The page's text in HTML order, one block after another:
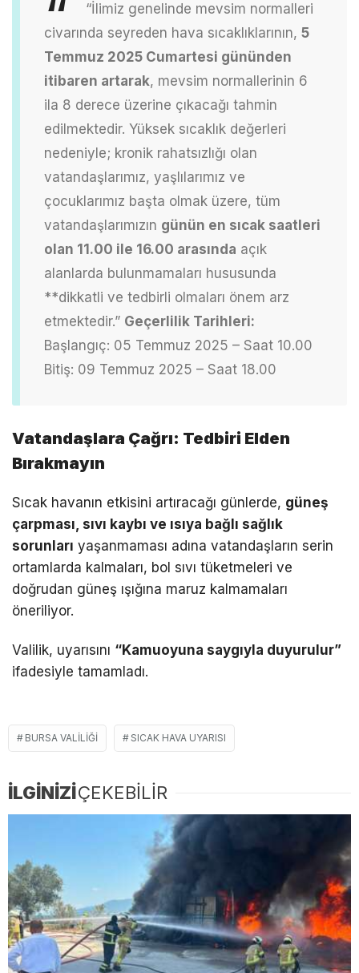
“İlimiz genelinde mevsim normalleri
civarında seyreden hava sıcaklıklarının, 5
Temmuz 2025 Cumartesi gününden
itibaren artarak, mevsim normallerinin 6
ila 8 derece üzerine çıkacağı tahmin
edilmektedir. Yüksek sıcaklık değerleri
nedeniyle; kronik rahatsızlığı olan
vatandaşlarımız, yaşlılarımız ve
çocuklarımız başta olmak üzere, tüm
vatandaşlarımızın günün en sıcak saatleri
olan 11.00 ile 16.00 arasında açık
alanlarda bulunmamaları hususunda
**dikkatli ve tedbirli olmaları önem arz
etmektedir.” Geçerlilik Tarihleri:
Başlangıç: 05 Temmuz 2025 – Saat 10.00
Bitiş: 09 Temmuz 2025 – Saat 18.00
Vatandaşlara Çağrı: Tedbiri Elden
Bırakmayın
Sıcak havanın etkisini artıracağı günlerde, güneş
çarpması, sıvı kaybı ve ısıya bağlı sağlık
sorunları yaşanmaması adına vatandaşların serin
ortamlarda kalmaları, bol sıvı tüketmeleri ve
doğrudan güneş ışığına maruz kalmamaları
öneriliyor.
Valilik, uyarısını “Kamuoyuna saygıyla duyurulur”
ifadesiyle tamamladı.
BURSA VALILIĞI SICAK HAVA UYARISI
İLGİNİZİÇEKEBİLİR